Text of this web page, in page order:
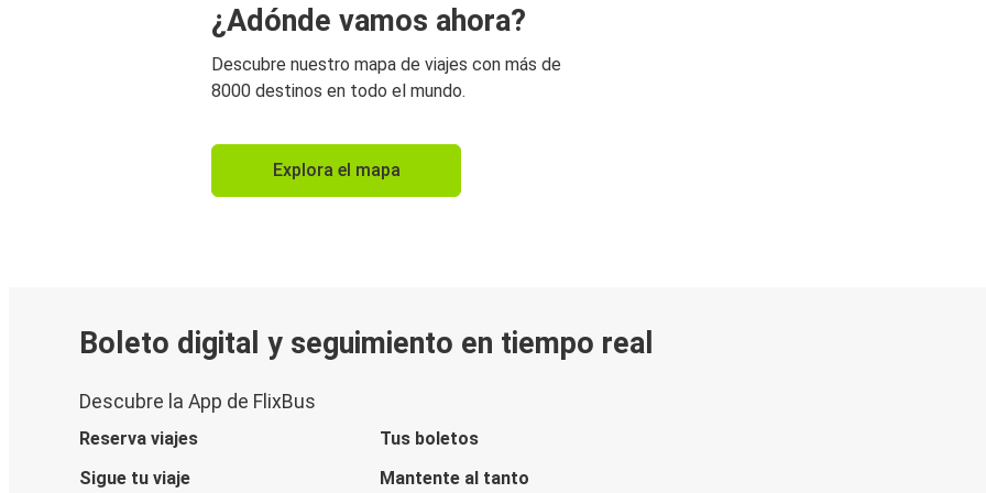
¿Adónde vamos ahora?
Descubre nuestro mapa de viajes con más de
8000 destinos en todo el mundo.
Explora el mapa
Boleto digital y seguimiento en tiempo real
Descubre la App de FlixBus
Reserva viajes
Tus boletos
Sigue tu viaje
Mantente al tanto